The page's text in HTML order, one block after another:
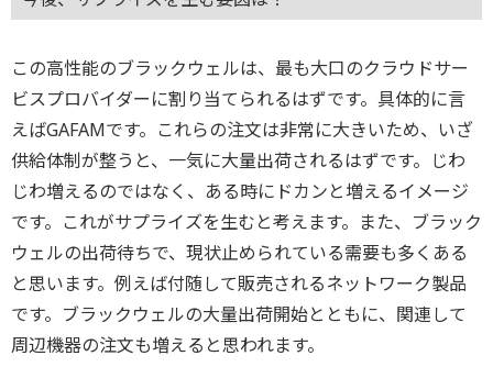
この高性能のブラックウェルは、最も大口のクラウドサー
ビスプロバイダーに割り当てられるはずです。具体的に言
えばGAFAMです。これらの注文は非常に大きいため、いざ
供給体制が整うと、一気に大量出荷されるはずです。じわ
じわ増えるのではなく、ある時にドカンと増えるイメージ
です。これがサプライズを生むと考えます。また、ブラック
ウェルの出荷待ちで、現状止められている需要も多くある
と思います。例えば付随して販売されるネットワーク製品
です。ブラックウェルの大量出荷開始とともに、関連して
周辺機器の注文も増えると思われます。